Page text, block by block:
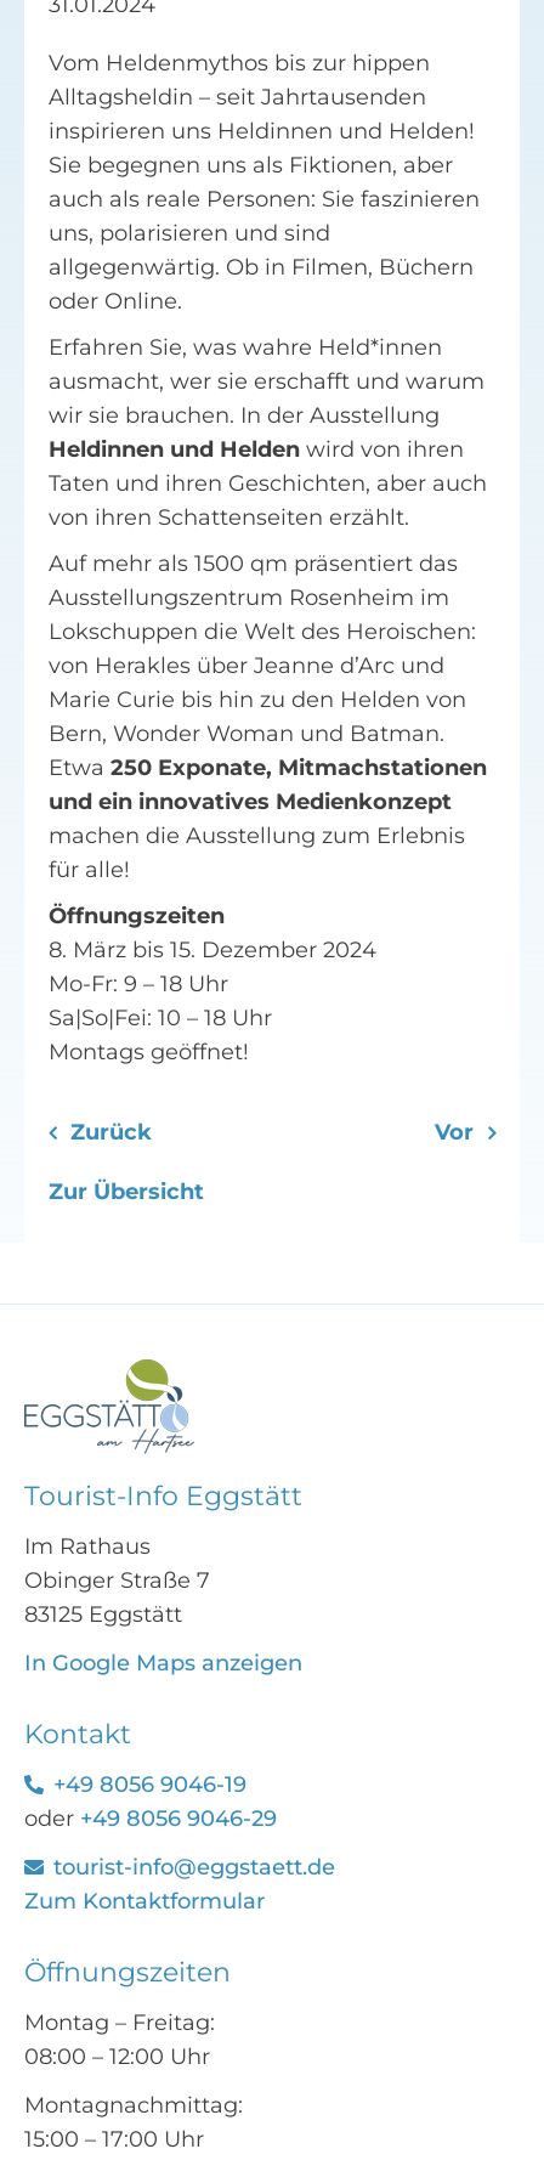
Suche
nach:
Vom Heldenmythos bis zur hippen
Alltagsheldin – seit Jahrtausenden
inspirieren uns Heldinnen und Helden!
Sie begegnen uns als Fiktionen, aber
auch als reale Personen: Sie faszinieren
uns, polarisieren und sind
allgegenwärtig. Ob in Filmen, Büchern
oder Online.
Erfahren Sie, was wahre Held*innen
ausmacht, wer sie erschafft und warum
wir sie brauchen. In der Ausstellung
Heldinnen und Heldenwird von ihren
Taten und ihren Geschichten, aber auch
von ihren Schattenseiten erzählt.
Auf mehr als 1500 qm präsentiert das
Ausstellungszentrum Rosenheim im
Lokschuppen die Welt des Heroischen:
von Herakles über Jeanne d’Arc und
Marie Curie bis hin zu den Helden von
Bern, Wonder Woman und Batman.
Etwa 250 Exponate, Mitmachstationen
und ein innovatives Medienkonzept
machen die Ausstellung zum Erlebnis
für alle!
Öffnungszeiten
8. März bis 15. Dezember 2024
Mo-Fr: 9 – 18 Uhr
Sa|So|Fei: 10 – 18 Uhr
Montags geöffnet!
Zurück Vor
Zur Übersicht
Tourist-Info Eggstätt
Im Rathaus
Obinger Straße 7
83125 Eggstätt
In Google Maps anzeigen
Kontakt
+49 8056 9046-19
oder +49 8056 9046-29
tourist-info@eggstaett.de
Zum Kontaktformular
Öffnungszeiten
Montag – Freitag:
08:00 – 12:00 Uhr
Montagnachmittag:
15:00 – 17:00 Uhr